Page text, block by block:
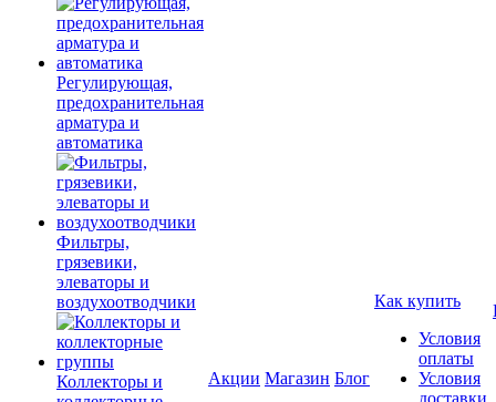
Регулирующая,
предохранительная
арматура и
автоматика
Фильтры,
грязевики,
элеваторы и
воздухоотводчики
Коллекторы и
Акции Магазин Блог
Как купить
Условия
оплаты
Условия
доставки